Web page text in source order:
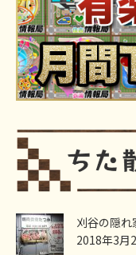
刈谷の隠れ
2018年3月